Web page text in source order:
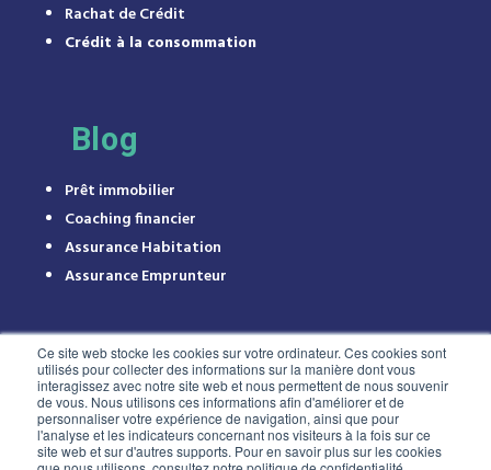
Ce site web stocke les cookies sur votre ordinateur. Ces cookies sont
utilisés pour collecter des informations sur la manière dont vous
interagissez avec notre site web et nous permettent de nous souvenir
de vous. Nous utilisons ces informations afin d'améliorer et de
personnaliser votre expérience de navigation, ainsi que pour
l'analyse et les indicateurs concernant nos visiteurs à la fois sur ce
site web et sur d'autres supports. Pour en savoir plus sur les cookies
Rachat de Crédit
Crédit à la consommation
Blog
Prêt immobilier
Coaching financier
Assurance Habitation
Assurance Emprunteur